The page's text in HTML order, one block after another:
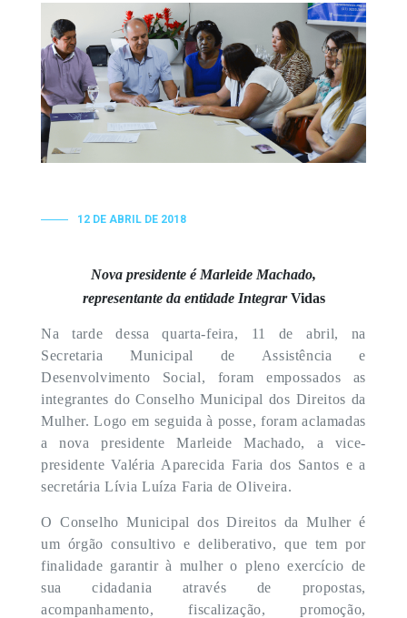
12 DE ABRIL DE 2018
Nova presidente é Marleide Machado,
representante da entidade IntegrarVidas
Na tarde dessa quarta-feira, 11 de abril, na
Secretaria Municipal de Assistência e
Desenvolvimento Social, foram empossados as
integrantes do Conselho Municipal dos Direitos da
Mulher. Logo em seguida à posse, foram aclamadas
a nova presidente Marleide Machado, a vice-
presidente Valéria Aparecida Faria dos Santos e a
secretária Lívia Luíza Faria de Oliveira.
O Conselho Municipal dos Direitos da Mulher é
um órgão consultivo e deliberativo, que tem por
finalidade garantir à mulher o pleno exercício de
sua cidadania através de propostas,
acompanhamento, fiscalização, promoção,